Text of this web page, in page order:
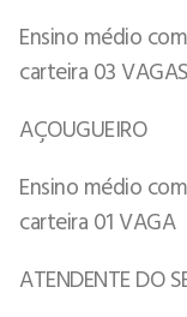
Ensino médio
carteira 03 VAGAS
AÇOUGUEIRO
Ensino médio
carteira 01 VAGA
ATENDENTE DO